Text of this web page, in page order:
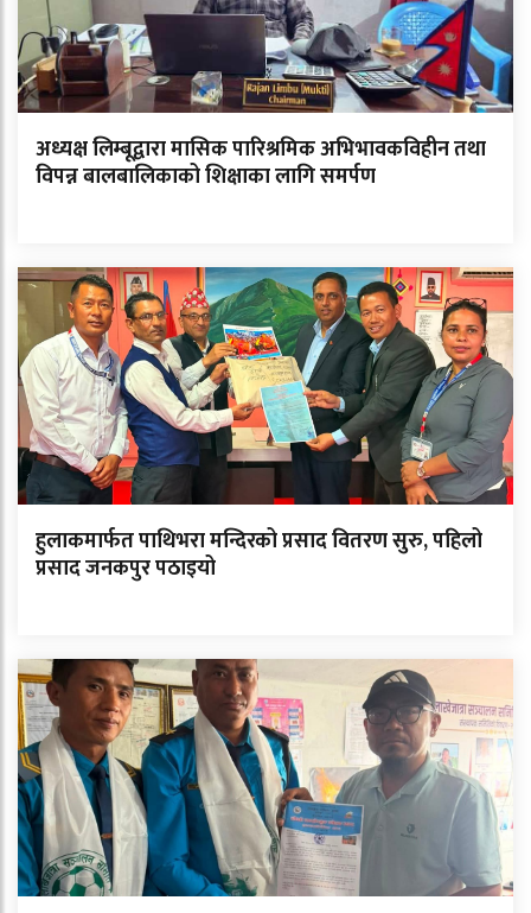
अध्यक्ष लिम्बूद्वारा मासिक पारिश्रमिक अभिभावकविहीन तथा
विपन्न बालबालिकाको शिक्षाका लागि समर्पण
हुलाकमार्फत पाथिभरा मन्दिरको प्रसाद वितरण सुरु, पहिलो
प्रसाद जनकपुर पठाइयो